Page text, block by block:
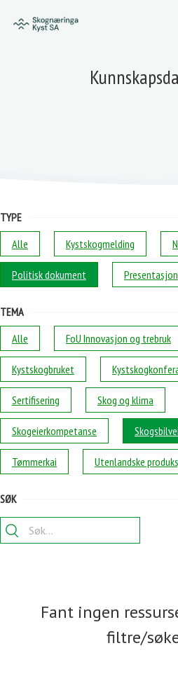
TYPE
Alle
Kystskogmelding
Politisk dokument Presentasjon
TEMA
Alle
FoU Innovasjon og trebruk
Kystskogbruket
Sertifisering Skog og klima
Skogeierkompetanse Skogsbilvei
Tømmerkai Utenlandske
SØK
Søk
i
Fant ingen
filtre/